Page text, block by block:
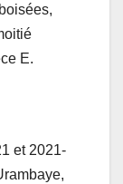
E.
et 2021-